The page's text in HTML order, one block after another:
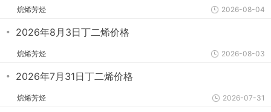
烷烯芳烃 2026-08-04
・ 2026年8月3日丁二烯价格
烷烯芳烃 2026-08-03
・ 2026年7月31日丁二烯价格
烷烯芳烃 2026-07-31